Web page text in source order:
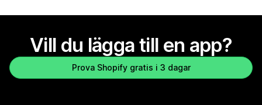
Vill du lägga till en app?
Prova Shopify gratis i 3 dagar